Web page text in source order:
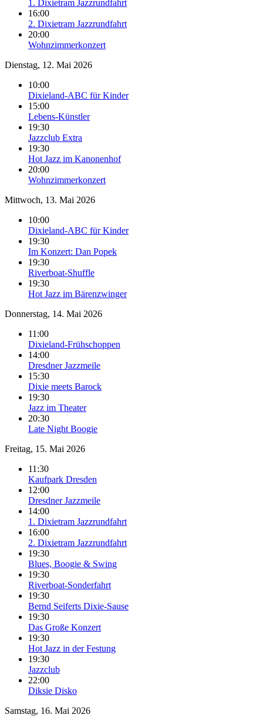
1. Dixietram Jazzrundfahrt
16:00
2. Dixietram Jazzrundfahrt
20:00
Wohnzimmerkonzert
Dienstag, 12. Mai 2026
10:00
Dixieland-ABC für Kinder
15:00
Lebens-Künstler
19:30
Jazzclub Extra
19:30
Hot Jazz im Kanonenhof
20:00
Wohnzimmerkonzert
Mittwoch, 13. Mai 2026
10:00
Dixieland-ABC für Kinder
19:30
Im Konzert: Dan Popek
19:30
Riverboat-Shuffle
19:30
Hot Jazz im Bärenzwinger
Donnerstag, 14. Mai 2026
11:00
Dixieland-Frühschoppen
14:00
Dresdner Jazzmeile
15:30
Dixie meets Barock
19:30
Jazz im Theater
20:30
Late Night Boogie
Freitag, 15. Mai 2026
11:30
Kaufpark Dresden
12:00
Dresdner Jazzmeile
14:00
1. Dixietram Jazzrundfahrt
16:00
2. Dixietram Jazzrundfahrt
19:30
Blues, Boogie & Swing
19:30
Riverboat-Sonderfahrt
19:30
Bernd Seiferts Dixie-Sause
19:30
Das Große Konzert
19:30
Hot Jazz in der Festung
19:30
Jazzclub
22:00
Diksie Disko
Samstag, 16. Mai 2026